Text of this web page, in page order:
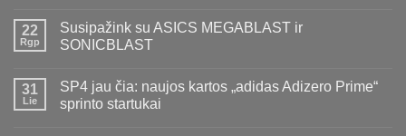
22
Rgp
Susipažink su ASICS MEGABLAST ir
SONICBLAST
31
Lie
SP4 jau čia: naujos kartos „adidas Adizero Prime“
sprinto startukai